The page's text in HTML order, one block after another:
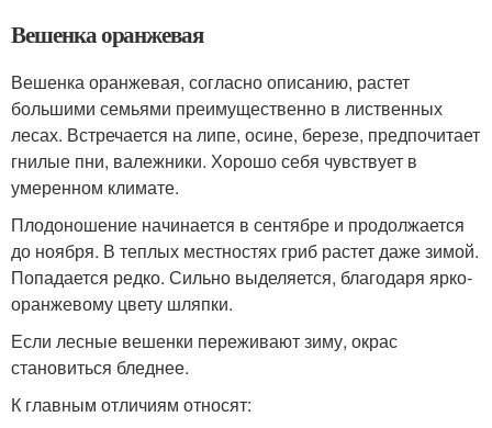
Вешенка оранжевая
Вешенка оранжевая, согласно описанию, растет
большими семьями преимущественно в лиственных
лесах. Встречается на липе, осине, березе, предпочитает
гнилые пни, валежники. Хорошо себя чувствует в
умеренном климате.
Плодоношение начинается в сентябре и продолжается
до ноября. В теплых местностях гриб растет даже зимой.
Попадается редко. Сильно выделяется, благодаря ярко-
оранжевому цвету шляпки.
Если лесные вешенки переживают зиму, окрас
становиться бледнее.
К главным отличиям относят: